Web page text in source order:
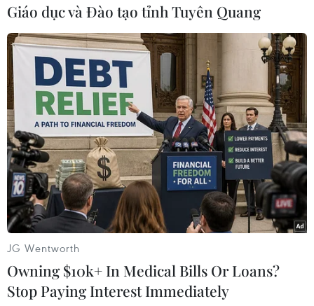
hoàng" truyền thông Mỹ Oprah Winfrey và
thậm chí cả ba cựu tổng thống Brazil./.
(TTXVN/Vietnam+)
Giáo dục và Đào tạo tỉnh Tuyên Quang
JG Wentworth
Owning $10k+ In Medical Bills Or Loans?
Stop Paying Interest Immediately